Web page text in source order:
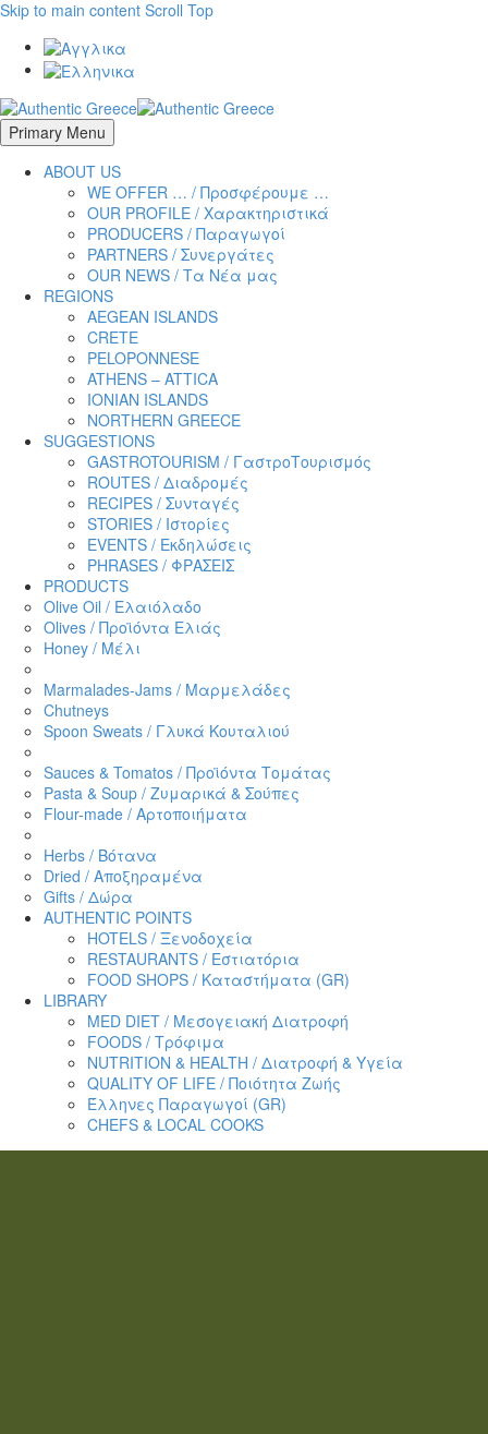
Skip to main content Scroll Top
Primary Menu
ABOUT US
WE OFFER … / Προσφέρουμε …
OUR PROFILE / Χαρακτηριστικά
PRODUCERS / Παραγωγοί
PARTNERS / Συνεργάτες
OUR NEWS / Τα Νέα μας
REGIONS
AEGEAN ISLANDS
CRETE
PELOPONNESE
ATHENS – ATTICA
IONIAN ISLANDS
NORTHERN GREECE
SUGGESTIONS
GASTROTOURISM / ΓαστροTουρισμός
ROUTES / Διαδρομές
RECIPES / Συνταγές
STORIES / Ιστορίες
EVENTS / Εκδηλώσεις
PHRASES / ΦΡΑΣΕΙΣ
PRODUCTS
Olive Oil / Ελαιόλαδο
Olives / Προϊόντα Ελιάς
Honey / Μέλι
Marmalades-Jams / Μαρμελάδες
Chutneys
Spoon Sweats / Γλυκά Κουταλιού
Sauces & Tomatos / Προϊόντα Τομάτας
Pasta & Soup / Ζυμαρικά & Σούπες
Flour-made / Αρτοποιήματα
Herbs / Βότανα
Dried / Αποξηραμένα
Gifts / Δώρα
AUTHENTIC POINTS
HOTELS / Ξενοδοχεία
RESTAURANTS / Εστιατόρια
FOOD SHOPS / Καταστήματα (GR)
LIBRARY
MED DIET / Μεσογειακή Διατροφή
FOODS / Τρόφιμα
NUTRITION & HEALTH / Διατροφή & Υγεία
QUALITY OF LIFE / Ποιότητα Ζωής
Έλληνες Παραγωγοί (GR)
CHEFS & LOCAL COOKS